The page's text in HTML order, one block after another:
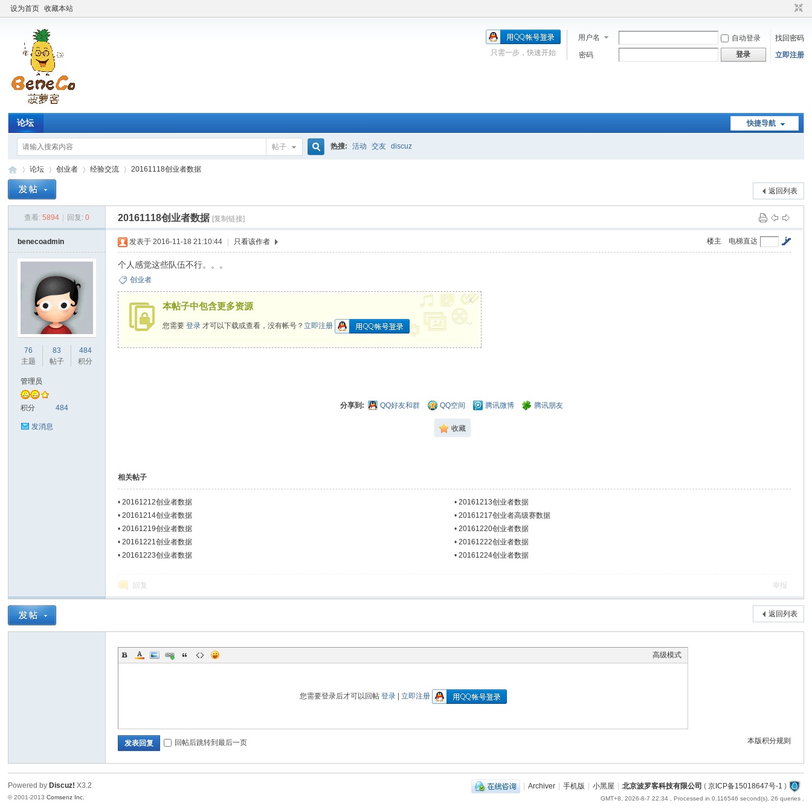
设为首页 收藏本站
用户名 自动登录
找回密码
密码
登录 立即注册
只需一步，快速开始
快捷导航
论坛
帖子 热搜: 活动 交友 discuz
论坛
›
创业者
›
经验交流
›
20161118创业者数据
返回列表
查看: 5894 回复: 0 20161118创业者数据 [复制链接]
benecoadmin
76
主题
83
帖子
484
积分
管理员
积分 484
发消息
电梯直达
楼主
发表于 2016-11-18 21:10:44 只看该作者
个人感觉这些队伍不行。。。
创业者
本帖子中包含更多资源
您需要登录 才可以下载或查看，没有帐号？立即注册
x
分享到: QQ好友和群 QQ空间 腾讯微博 腾讯朋友
收藏
相关帖子
•20161212创业者数据 •20161213创业者数据
•20161214创业者数据 •20161217创业者高级赛数据
•20161219创业者数据 •20161220创业者数据
•20161221创业者数据 •20161222创业者数据
•20161223创业者数据 •20161224创业者数据
回复 举报
返回列表
高级模式
您需要登录后才可以回帖 登录| 立即注册
本版积分规则
发表回复 回帖后跳转到最后一页
| Archiver | 手机版 | 小黑屋 | 北京波罗客科技有限公司 ( 京ICP备15018647号-1 )
GMT+8, 2026-8-7 22:34, Processed in 0.116546 second(s), 26 queries .
Powered by Discuz! X3.2
© 2001-2013Comsenz Inc.